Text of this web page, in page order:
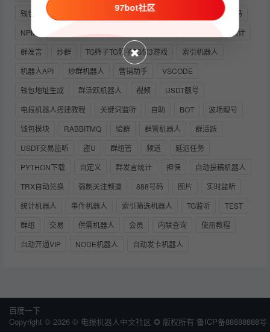
钱包交易机器人游戏机器人
TEAMVIEWER
源码
NPM
统计
群发言
炒群 TG筛子TG骰子TG快3游戏
索引机器人
机器人API
炒群机器人 营销助手
VSCODE
钱包地址生成
群活跃机器人 视频
USDT靓号
电报机器人搭建教程
关键词监听 自助 BOT
波场靓号
钱包模块
RABBITMQ 验群 群管机器人
群活跃
USDT交易监听
盗U 群组管 频道
延迟任务
PYTHON下载
自定义 群发言统计 担保
自动投稿机器人
TRX自动兑换
强制关注频道 888号码 图片
实时监听
统计机器人
事件机器人 索引筛选机器人 TG监听
TEST
群组
交易 供需机器人 会员 内联查询
使用教程
自动开通VIP
NODE机器人 自动发卡机器人
百度一下
Copyright © 2026 © 电报机器人中文社区 ✪ 版权所有 鲁ICP备88888888号
97bot社区